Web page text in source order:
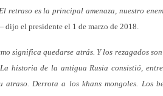
retraso es la principal amenaza, nuestro
dijo el presidente el 1 de marzo de 2018.
significa quedarse atrás. Y los rezagados
historia de la antigua Rusia consistió,
atraso. Derrota a los khans mongoles. Los